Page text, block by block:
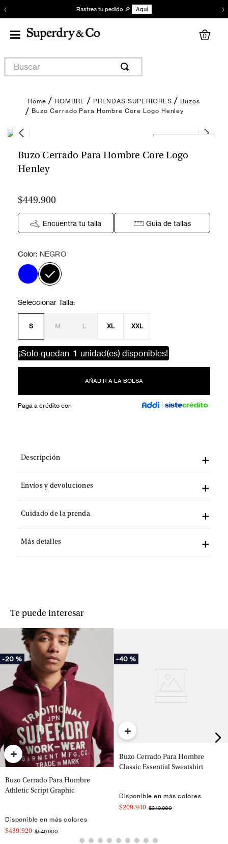
‹ Rastrea tu pedido 🔎 Aquí ›
0
Buscar
HOMBRE PRENDAS SUPERIORES
Buzos
Buzo Cerrado Para Hombre Core Logo Henley
Buzo Cerrado Para Hombre Core Logo
Henley
$449.900
Encuentra tu talla Guía de tallas
Color: NEGRO
S M L XL XXL
¡Solo quedan 1 unidad(es) disponibles!
AÑADIR A LA BOLSA
Paga a crédito con
Descripción
Envíos y devoluciones
Cuidado de la prenda
Más detalles
Te puede interesar
-20 %
+
Buzo Cerrado Para Hombre
Athletic Script Graphic
Disponible en más colores
$439.920 $549.900
-40 %
+
Buzo Cerrado Para Hombre
Classic Essential Sweatshirt
Disponible en más colores
$209.940 $349.900